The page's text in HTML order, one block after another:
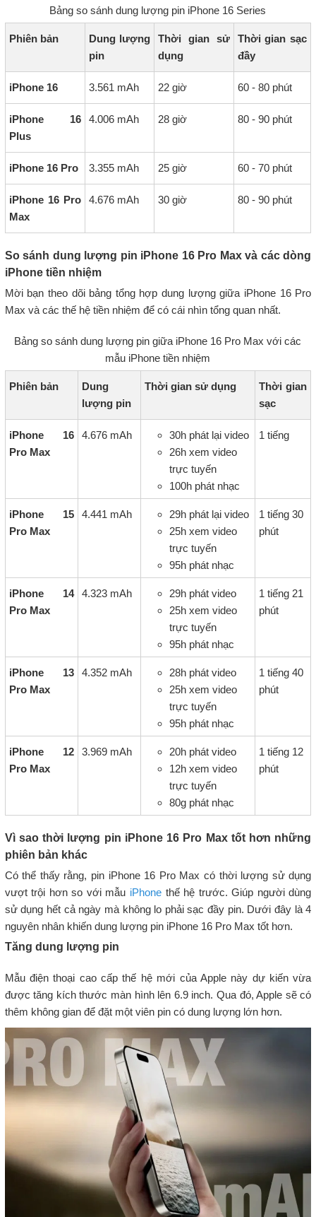
Bảng so sánh dung lượng pin iPhone 16 Series
Phiên bản
Dung lượng
pin
Thời gian sử
dụng
Thời gian sạc
đầy
iPhone 16 3.561 mAh 22 giờ 60 - 80 phút
iPhone 16
Plus
4.006 mAh 28 giờ 80 - 90 phút
iPhone 16 Pro 3.355 mAh 25 giờ 60 - 70 phút
iPhone 16 Pro
Max
4.676 mAh 30 giờ 80 - 90 phút
So sánh dung lượng pin iPhone 16 Pro Max và các dòng
iPhone tiền nhiệm
Mời bạn theo dõi bảng tổng hợp dung lượng giữa iPhone 16 Pro
Max và các thế hệ tiền nhiệm để có cái nhìn tổng quan nhất.
Bảng so sánh dung lượng pin giữa iPhone 16 Pro Max với các
mẫu iPhone tiền nhiệm
Phiên bản
Dung
lượng pin
Thời gian sử dụng
Thời gian
sạc
iPhone 16
Pro Max
4.676 mAh
30h phát lại video
26h xem video
trực tuyến
100h phát nhạc
1 tiếng
iPhone 15
Pro Max
4.441 mAh
29h phát lại video
25h xem video
trực tuyến
95h phát nhạc
1 tiếng 30
phút
iPhone 14
Pro Max
4.323 mAh
29h phát video
25h xem video
trực tuyến
95h phát nhạc
1 tiếng 21
phút
iPhone 13
Pro Max
4.352 mAh
28h phát video
25h xem video
trực tuyến
95h phát nhạc
1 tiếng 40
phút
iPhone 12
Pro Max
3.969 mAh
20h phát video
12h xem video
trực tuyến
80g phát nhạc
1 tiếng 12
phút
Vì sao thời lượng pin iPhone 16 Pro Max tốt hơn những
phiên bản khác
Có thể thấy rằng, pin iPhone 16 Pro Max có thời lượng sử dụng
vượt trội hơn so với mẫu iPhone thế hệ trước. Giúp người dùng
sử dụng hết cả ngày mà không lo phải sạc đầy pin. Dưới đây là 4
nguyên nhân khiến dung lượng pin iPhone 16 Pro Max tốt hơn.
Tăng dung lượng pin
Mẫu điện thoại cao cấp thế hệ mới của Apple này dự kiến vừa
được tăng kích thước màn hình lên 6.9 inch. Qua đó, Apple sẽ có
thêm không gian để đặt một viên pin có dung lượng lớn hơn.